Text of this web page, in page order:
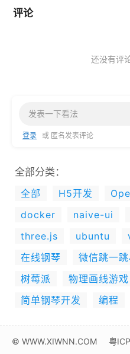
评论
还没有评
登录 或 匿名发表评论
全部分类：
全部
H5开发
docker
naive-ui
three.js
ubuntu
在线钢琴
微信跳一
树莓派
物理画线游戏
简单钢琴开发
编程
© WWW.XIWNN.COM 粤